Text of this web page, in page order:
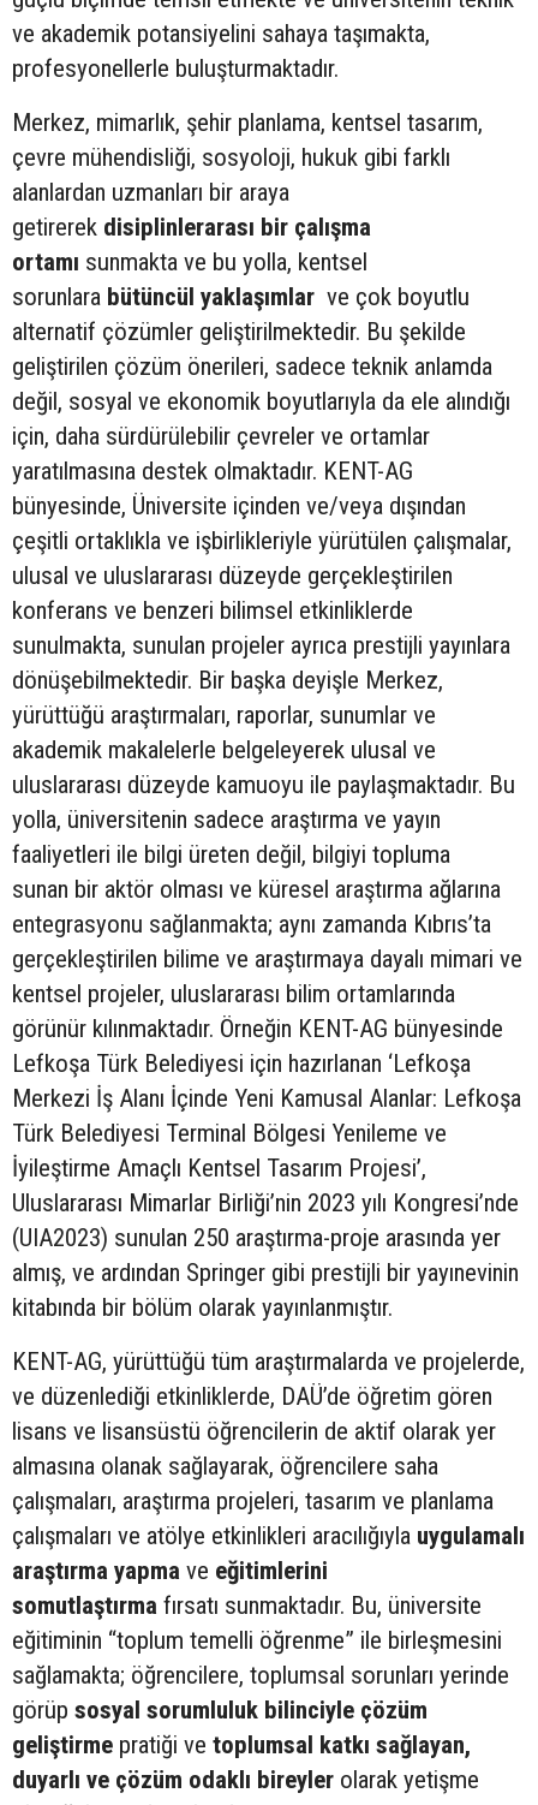
ve akademik potansiyelini sahaya taşımakta,
profesyonellerle buluşturmaktadır.
Merkez, mimarlık, şehir planlama, kentsel tasarım,
çevre mühendisliği, sosyoloji, hukuk gibi farklı
alanlardan uzmanları bir araya
getirerek disiplinlerarası bir çalışma
ortamı sunmakta ve bu yolla, kentsel
sorunlara bütüncül yaklaşımlar ve çok boyutlu
alternatif çözümler geliştirilmektedir. Bu şekilde
geliştirilen çözüm önerileri, sadece teknik anlamda
değil, sosyal ve ekonomik boyutlarıyla da ele alındığı
için, daha sürdürülebilir çevreler ve ortamlar
yaratılmasına destek olmaktadır. KENT-AG
bünyesinde, Üniversite içinden ve/veya dışından
çeşitli ortaklıkla ve işbirlikleriyle yürütülen çalışmalar,
ulusal ve uluslararası düzeyde gerçekleştirilen
konferans ve benzeri bilimsel etkinliklerde
sunulmakta, sunulan projeler ayrıca prestijli yayınlara
dönüşebilmektedir. Bir başka deyişle Merkez,
yürüttüğü araştırmaları, raporlar, sunumlar ve
akademik makalelerle belgeleyerek ulusal ve
uluslararası düzeyde kamuoyu ile paylaşmaktadır. Bu
yolla, üniversitenin sadece araştırma ve yayın
faaliyetleri ile bilgi üreten değil, bilgiyi topluma
sunan bir aktör olması ve küresel araştırma ağlarına
entegrasyonu sağlanmakta; aynı zamanda Kıbrıs’ta
gerçekleştirilen bilime ve araştırmaya dayalı mimari ve
kentsel projeler, uluslararası bilim ortamlarında
görünür kılınmaktadır. Örneğin KENT-AG bünyesinde
Lefkoşa Türk Belediyesi için hazırlanan ‘Lefkoşa
Merkezi İş Alanı İçinde Yeni Kamusal Alanlar: Lefkoşa
Türk Belediyesi Terminal Bölgesi Yenileme ve
İyileştirme Amaçlı Kentsel Tasarım Projesi’,
Uluslararası Mimarlar Birliği’nin 2023 yılı Kongresi’nde
(UIA2023) sunulan 250 araştırma-proje arasında yer
almış, ve ardından Springer gibi prestijli bir yayınevinin
kitabında bir bölüm olarak yayınlanmıştır.
KENT-AG, yürüttüğü tüm araştırmalarda ve projelerde,
ve düzenlediği etkinliklerde, DAÜ’de öğretim gören
lisans ve lisansüstü öğrencilerin de aktif olarak yer
almasına olanak sağlayarak, öğrencilere saha
çalışmaları, araştırma projeleri, tasarım ve planlama
çalışmaları ve atölye etkinlikleri aracılığıyla uygulamalı
araştırma yapma ve eğitimlerini
somutlaştırma fırsatı sunmaktadır. Bu, üniversite
eğitiminin “toplum temelli öğrenme” ile birleşmesini
sağlamakta; öğrencilere, toplumsal sorunları yerinde
görüp sosyal sorumluluk bilinciyle çözüm
geliştirme pratiği ve toplumsal katkı sağlayan,
duyarlı ve çözüm odaklı bireyler olarak yetişme